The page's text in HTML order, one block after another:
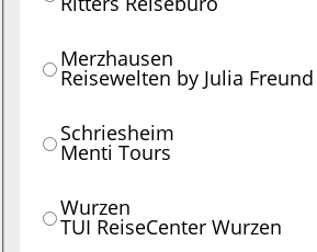
Merzhausen
Reisewelten by Julia Freund
Schriesheim
Menti Tours
Wurzen
TUI ReiseCenter Wurzen